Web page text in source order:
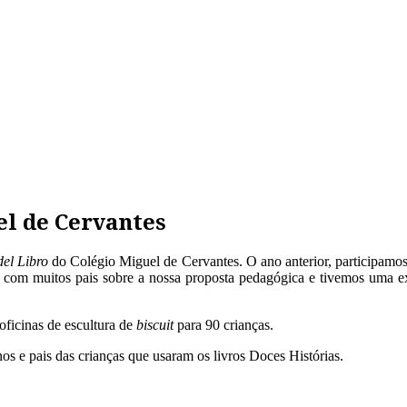
de Cervantes
Libro do Colégio Miguel de Cervantes. O ano anterior,
muitos pais sobre a nossa proposta pedagógica e tivemos uma
de escultura de biscuitpara 90 crianças.
e pais das crianças que usaram os livros Doces Histórias.